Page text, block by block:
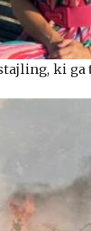
ki ga